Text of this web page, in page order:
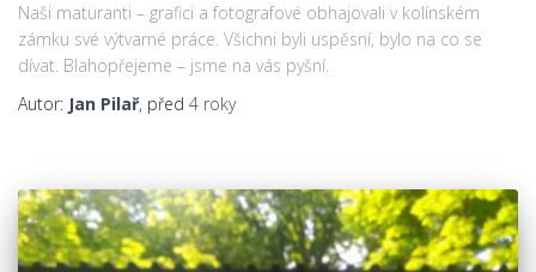
Naši maturanti – grafici a fotografové obhajovali v kolínském
zámku své výtvarné práce. Všichni byli uspěsní, bylo na co se
dívat. Blahopřejeme – jsme na vás pyšní.
Autor: Jan Pilař, před 4 roky